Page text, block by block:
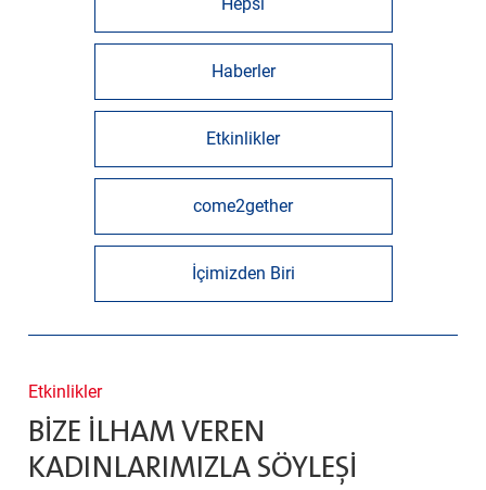
Etkinlikler
BİZE İLHAM VEREN
KADINLARIMIZLA SÖYLEŞİ
Haberler
Etkinlikler
come2gether
İçimizden Biri